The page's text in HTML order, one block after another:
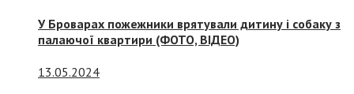
У Броварах пожежники врятували дитину і собаку з
палаючої квартири (ФОТО, ВІДЕО)
13.05.2024